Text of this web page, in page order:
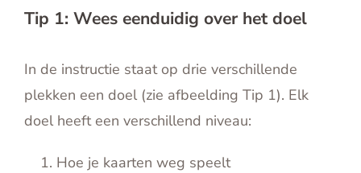
Tip 1: Wees eenduidig over het doel
In de instructie staat op drie verschillende
plekken een doel (zie afbeelding Tip 1). Elk
doel heeft een verschillend niveau:
Hoe je kaarten weg speelt